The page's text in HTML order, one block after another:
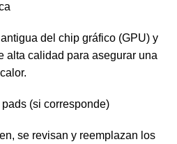
del chip gráfico (GPU) y
alta calidad para asegurar una
(si corresponde)
se revisan y reemplazan los